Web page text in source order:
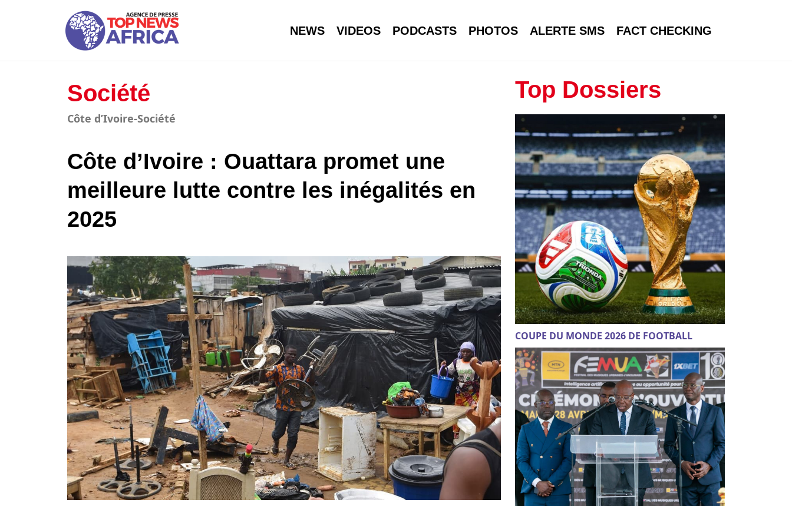
NEWS VIDEOS PODCASTS PHOTOS ALERTE SMS FACT CHECKING
Société
Côte d’Ivoire-Société
Côte d’Ivoire : Ouattara promet une
meilleure lutte contre les inégalités en
2025
Top Dossiers
COUPE DU MONDE 2026 DE FOOTBALL